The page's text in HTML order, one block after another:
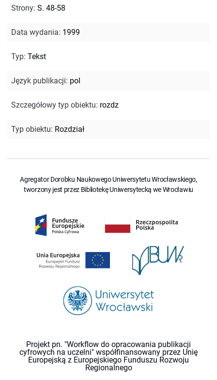
Strony: S. 48-58
Data wydania: 1999
Typ: Tekst
Język publikacji: pol
Szczegółowy typ obiektu: rozdz
Typ obiektu: Rozdział
Agregator Dorobku Naukowego Uniwersytetu Wrocławskiego,
tworzony jest przez Bibliotekę Uniwersytecką we Wrocławiu
Projekt pn. "Workflow do opracowania publikacji
cyfrowych na uczelni" współfinansowany przez Unię
Europejską z Europejskiego Funduszu Rozwoju
Regionalnego